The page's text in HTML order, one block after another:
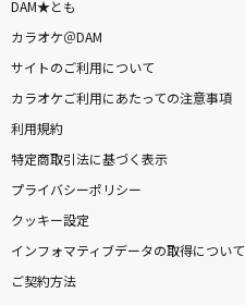
宇宙に行ったライオン
SUPER EIGHT
IRIS OUT
米津玄師
[良音]月光花
DAM★とも
カラオケ＠DAM
サイトのご利用について
カラオケご利用にあたっての注意事項
利用規約
特定商取引法に基づく表示
プライバシーポリシー
クッキー設定
インフォマティブデータの取得について
ご契約方法